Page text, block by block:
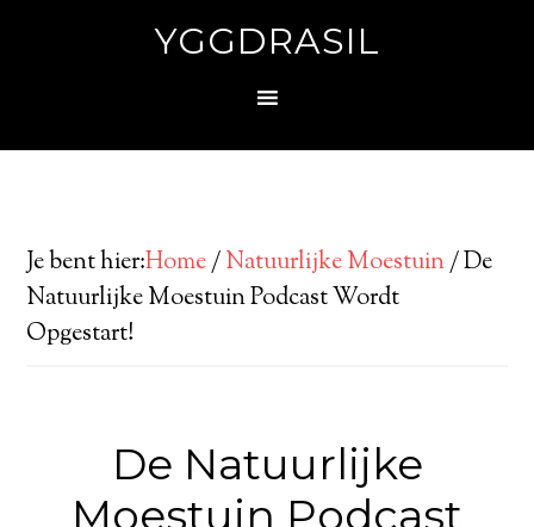
YGGDRASIL
Je bent hier:Home/Natuurlijke Moestuin/De
Natuurlijke Moestuin Podcast Wordt
Opgestart!
De Natuurlijke
Moestuin Podcast